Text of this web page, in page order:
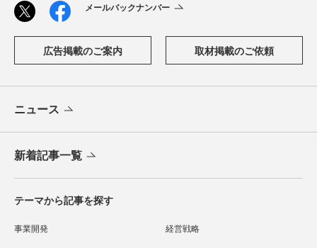
メールバックナンバー
広告掲載のご案内 取材掲載のご依頼
ニュース
新着記事一覧
テーマから記事を探す
事業開発 経営戦略